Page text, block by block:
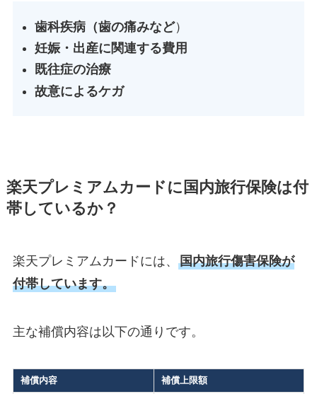
歯科疾病（歯の痛みなど）
妊娠・出産に関連する費用
既往症の治療
故意によるケガ
楽天プレミアムカードに国内旅行保険は付
帯しているか？
楽天プレミアムカードには、 国内旅行傷害保険が
付帯しています。
主な補償内容は以下の通りです。
補償内容 補償上限額